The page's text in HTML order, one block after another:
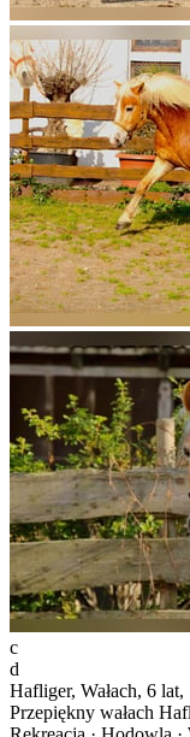
c
d
Hafliger, Wałach, 6
Przepiękny wałach